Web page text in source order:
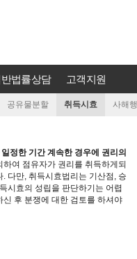
법률상담 고객지원
공유물분할 취득시효
사해
정한 기간 계속한 경우에 권리의
여 점유자가 권리를 취득하게되
다만, 취득시효법리는 기산점, 승
시효의 성립을 판단하기는 어렵
후 분쟁에 대한 검토를 하셔야